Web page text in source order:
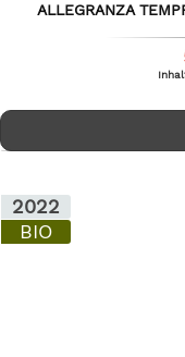
ALLEGRANZA
2022
BIO